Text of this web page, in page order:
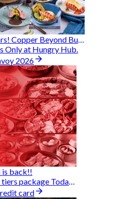
Only at Hungry Hub.
2026
back!!
With exclusive fixed-price tiers package Today - 31 Aug
card